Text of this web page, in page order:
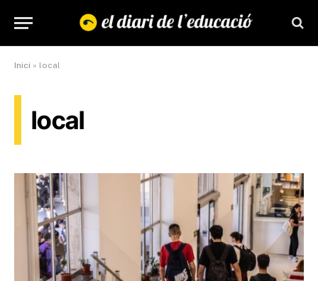
Inici » local
local